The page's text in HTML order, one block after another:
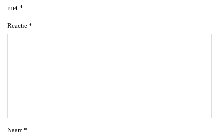
met *
Reactie *
Naam *